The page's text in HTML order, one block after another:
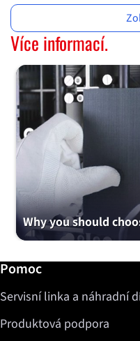
Více informací.
Why you should
Další informace /
Pomoc
Servisní linka a náhradní
Produktová podpora